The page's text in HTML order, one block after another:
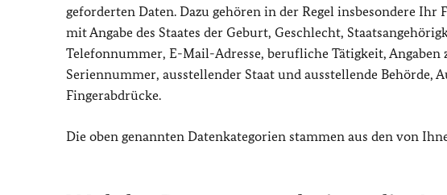
geforderten Daten. Dazu gehören in der Regel insbesondere
mit Angabe des Staates der Geburt, Geschlecht,
Telefonnummer, E-Mail-Adresse, berufliche Tätigkeit, Angaben
Seriennummer, ausstellender Staat und ausstellende
Fingerabdrücke.
Die oben genannten Datenkategorien stammen aus den von